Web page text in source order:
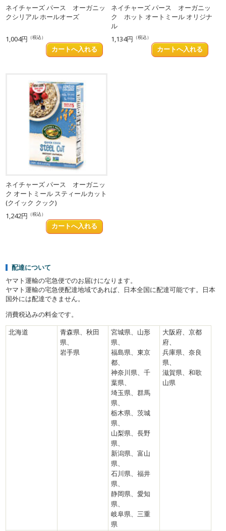
ネイチャーズ パース オーガニッ
クシリアル ホールオーズ
1,004円 （税込）
ネイチャーズ パース オーガニッ
ク ホット オートミール オリジナ
ル
1,134円 （税込）
ネイチャーズ パース オーガニッ
ク オートミール スティールカット
(クイック クック)
1,242円 （税込）
配達について
ヤマト運輸の宅急便でのお届けになります。
ヤマト運輸の宅急便配達地域であれば、日本全国に配達可能です。日本
国外には配達できません。
消費税込みの料金です。
北海道
青森県、秋田
県、
岩手県
宮城県、山形
県、
福島県、東京
都、
神奈川県、千
葉県、
埼玉県、群馬
県、
栃木県、茨城
県、
山梨県、長野
県、
新潟県、富山
県、
石川県、福井
県、
静岡県、愛知
県、
岐阜県、三重
県
大阪府、京都
府、
兵庫県、奈良
県、
滋賀県、和歌
山県